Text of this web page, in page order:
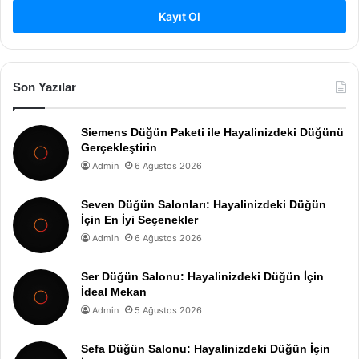
Kayıt Ol
Son Yazılar
Siemens Düğün Paketi ile Hayalinizdeki Düğünü
Gerçekleştirin
Admin 6 Ağustos 2026
Seven Düğün Salonları: Hayalinizdeki Düğün
İçin En İyi Seçenekler
Admin 6 Ağustos 2026
Ser Düğün Salonu: Hayalinizdeki Düğün İçin
İdeal Mekan
Admin 5 Ağustos 2026
Sefa Düğün Salonu: Hayalinizdeki Düğün İçin